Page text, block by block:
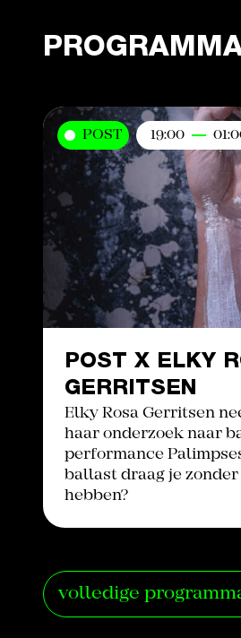
POST 19:00
POST X ELKY
GERRITSEN
Elky Rosa Gerritsen
haar onderzoek naar
performance
ballast draag je zonder
hebben?
volledige